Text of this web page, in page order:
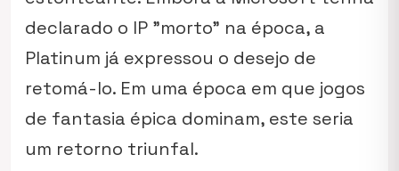
declarado o IP "morto" na época, a
Platinum já expressou o desejo de
retomá-lo. Em uma época em que jogos
de fantasia épica dominam, este seria
um retorno triunfal.